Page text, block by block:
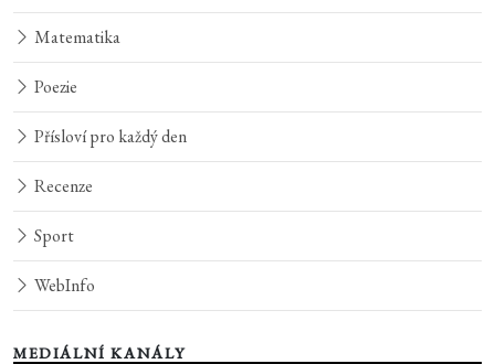
Matematika
Poezie
Přísloví pro každý den
Recenze
Sport
WebInfo
MEDIÁLNÍ KANÁLY